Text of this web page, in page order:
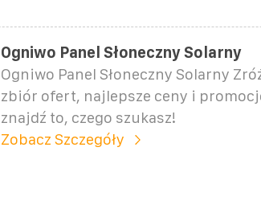
Ogniwo Panel Słoneczny Solarny
Ogniwo Panel Słoneczny Solarny
zbiór ofert, najlepsze ceny i
znajdź to, czego szukasz!
Zobacz Szczegóły